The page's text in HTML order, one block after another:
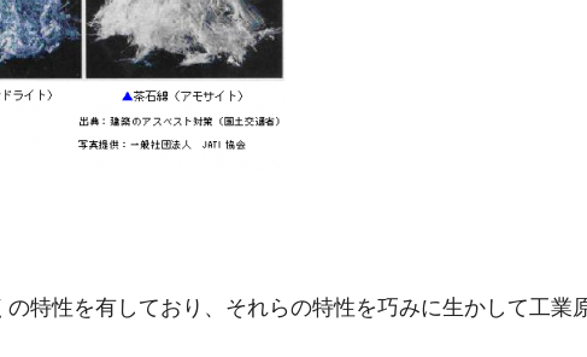
特性を有しており、それらの特性を巧みに生かして工業